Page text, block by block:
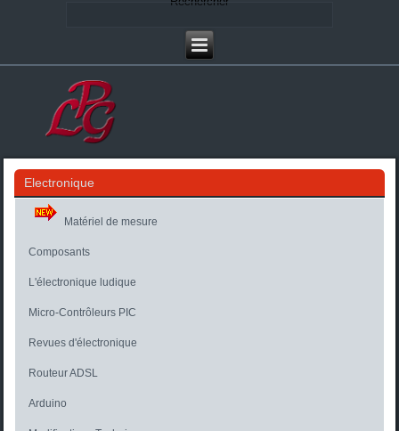
Electronique
Matériel de mesure
Composants
L'électronique ludique
Micro-Contrôleurs PIC
Revues d'électronique
Routeur ADSL
Arduino